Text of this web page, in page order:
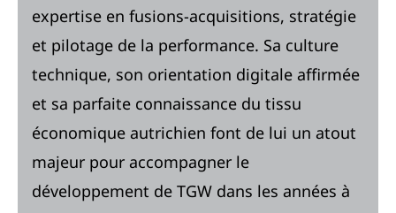
expertise en fusions-acquisitions, stratégie
et pilotage de la performance. Sa culture
technique, son orientation digitale affirmée
et sa parfaite connaissance du tissu
économique autrichien font de lui un atout
majeur pour accompagner le
développement de TGW dans les années à